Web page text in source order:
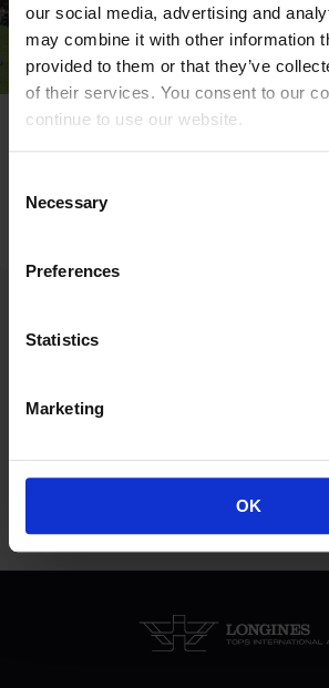
our social media, advertising and
may combine it with other information
provided to them or that they’ve
of their services. You consent to our
continue to use our website.
Selection
Necessary
Preferences
Statistics
Marketing
OK
WAAROM
ARENA